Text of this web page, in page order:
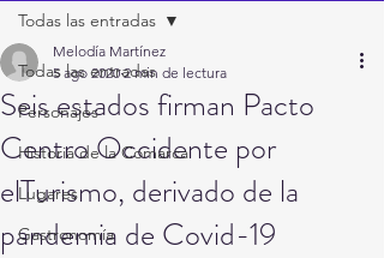
Todas las entradas
Personajes
Historia de la Comarca
Lugares
Gastronomía
Todas las entradas
Seis estados firman Pacto
Centro Occidente por
elTurismo, derivado de la
pandemia de Covid-19
Melodía Martínez
5 ago 2020 2 min de lectura